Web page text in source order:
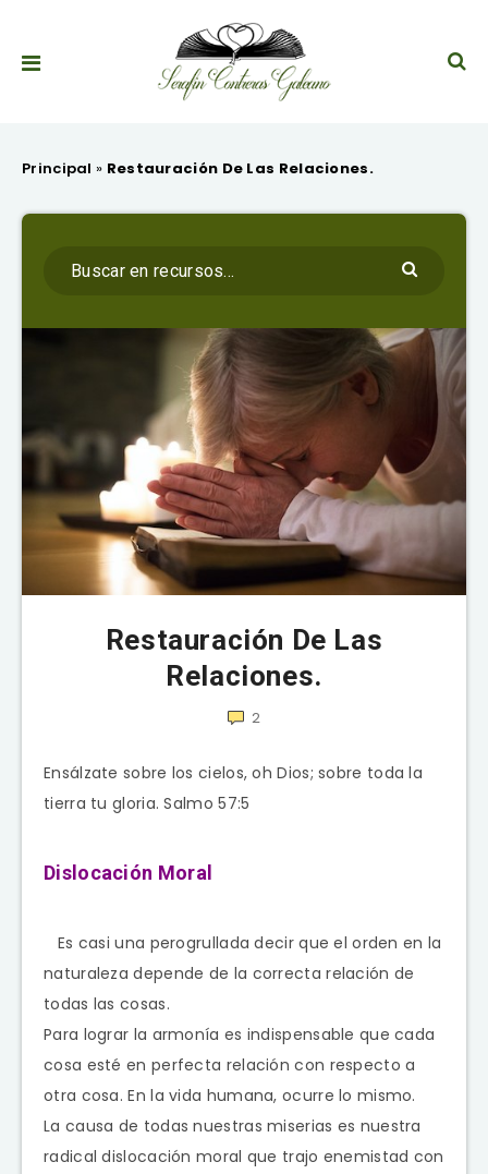
Principal » Restauración De Las Relaciones.
Restauración De Las
Relaciones.
2
Ensálzate sobre los cielos, oh Dios; sobre toda la
tierra tu gloria. Salmo 57:5
Dislocación Moral
Es casi una perogrullada decir que el orden en la
naturaleza depende de la correcta relación de
todas las cosas.
Para lograr la armonía es indispensable que cada
cosa esté en perfecta relación con respecto a
otra cosa. En la vida humana, ocurre lo mismo.
La causa de todas nuestras miserias es nuestra
radical dislocación moral que trajo enemistad con